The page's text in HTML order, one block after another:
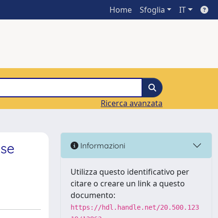
Home Sfoglia IT
Ricerca avanzata
Informazioni
Utilizza questo identificativo per
citare o creare un link a questo
documento:
https://hdl.handle.net/20.500.123